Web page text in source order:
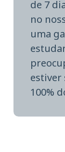
de 7
no
uma
estiver
100%